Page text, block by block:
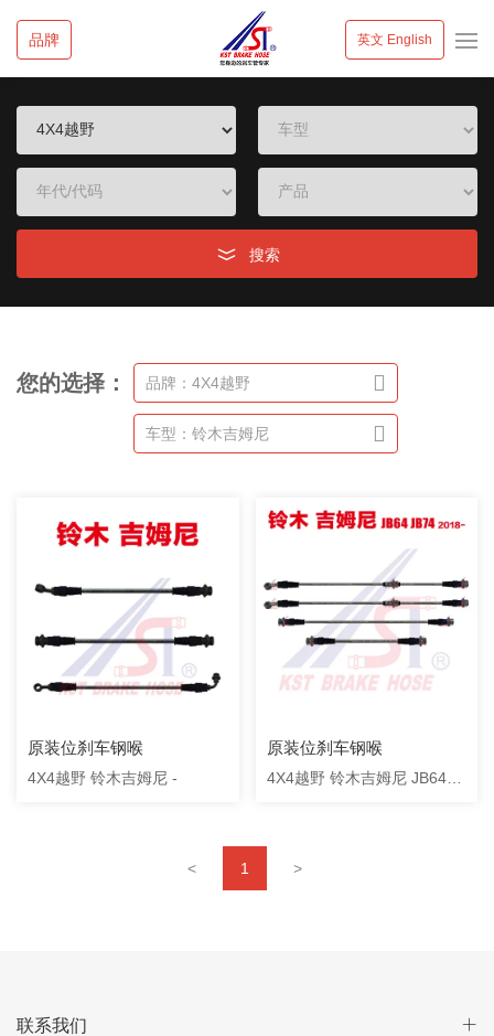
品牌 英文 English
搜索
您的选择： 品牌：4X4越野
车型：铃木吉姆尼
原装位刹车钢喉
4X4越野 铃木吉姆尼 -
原装位刹车钢喉
4X4越野 铃木吉姆尼 JB64
< 1 >
联系我们